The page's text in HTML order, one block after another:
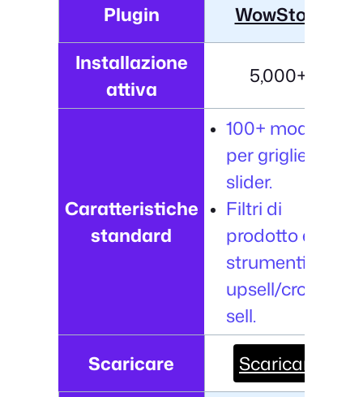
Plugin
WowStore
Installazione
attiva
5,000+
Caratteristiche
standard
100+ modelli
per griglie e
slider.
Filtri di
prodotto e
strumenti di
upsell/cross-
sell.
Scaricare
Scaricare